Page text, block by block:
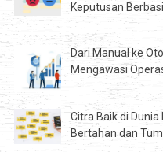
Keputusan
Dari Manual ke
Mengawasi
Citra Baik di
Bertahan dan